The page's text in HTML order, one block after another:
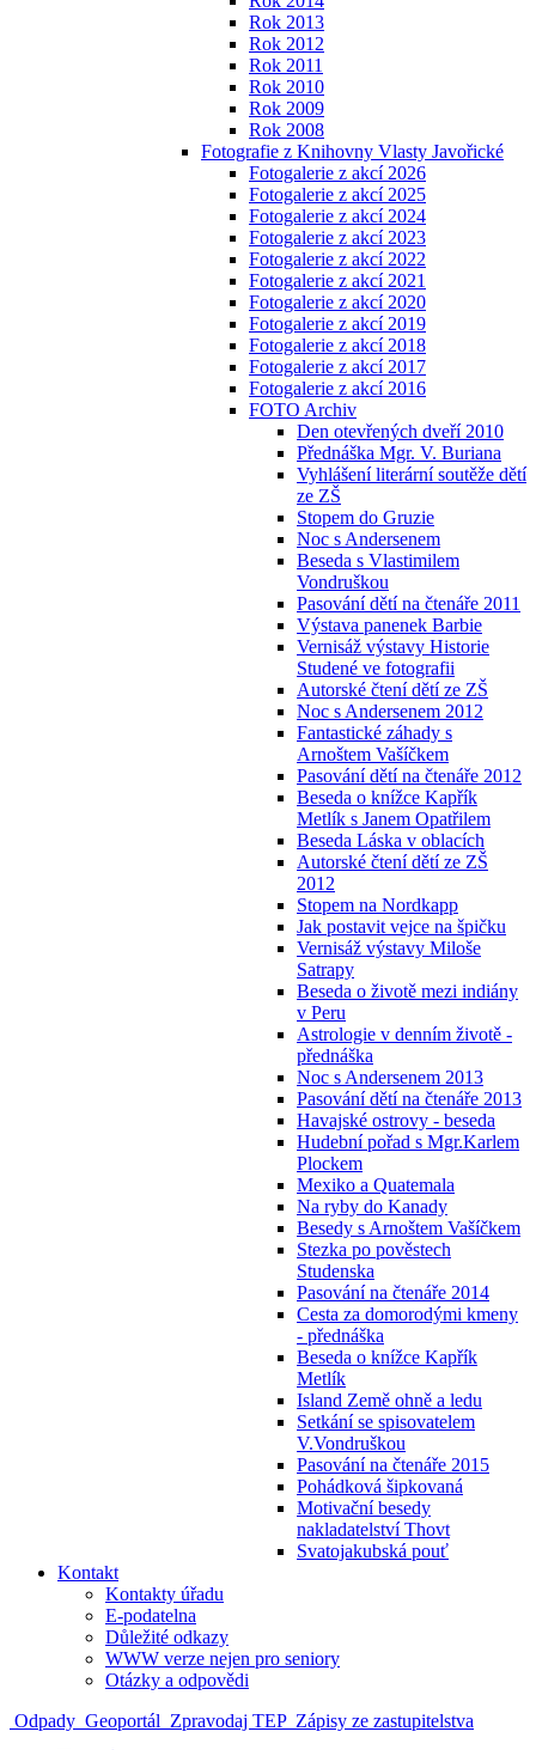
Rok 2013
Rok 2012
Rok 2011
Rok 2010
Rok 2009
Rok 2008
Fotografie z Knihovny Vlasty Javořické
Fotogalerie z akcí 2026
Fotogalerie z akcí 2025
Fotogalerie z akcí 2024
Fotogalerie z akcí 2023
Fotogalerie z akcí 2022
Fotogalerie z akcí 2021
Fotogalerie z akcí 2020
Fotogalerie z akcí 2019
Fotogalerie z akcí 2018
Fotogalerie z akcí 2017
Fotogalerie z akcí 2016
FOTO Archiv
Den otevřených dveří 2010
Přednáška Mgr. V. Buriana
Vyhlášení literární soutěže dětí
ze ZŠ
Stopem do Gruzie
Noc s Andersenem
Beseda s Vlastimilem
Vondruškou
Pasování dětí na čtenáře 2011
Výstava panenek Barbie
Vernisáž výstavy Historie
Studené ve fotografii
Autorské čtení dětí ze ZŠ
Noc s Andersenem 2012
Fantastické záhady s
Arnoštem Vašíčkem
Pasování dětí na čtenáře 2012
Beseda o knížce Kapřík
Metlík s Janem Opatřilem
Beseda Láska v oblacích
Autorské čtení dětí ze ZŠ
2012
Stopem na Nordkapp
Jak postavit vejce na špičku
Vernisáž výstavy Miloše
Satrapy
Beseda o životě mezi indiány
v Peru
Astrologie v denním životě -
přednáška
Noc s Andersenem 2013
Pasování dětí na čtenáře 2013
Havajské ostrovy - beseda
Hudební pořad s Mgr.Karlem
Plockem
Mexiko a Quatemala
Na ryby do Kanady
Besedy s Arnoštem Vašíčkem
Stezka po pověstech
Studenska
Pasování na čtenáře 2014
Cesta za domorodými kmeny
- přednáška
Beseda o knížce Kapřík
Metlík
Island Země ohně a ledu
Setkání se spisovatelem
V.Vondruškou
Pasování na čtenáře 2015
Pohádková šipkovaná
Motivační besedy
nakladatelství Thovt
Svatojakubská pouť
Kontakt
Kontakty úřadu
E-podatelna
Důležité odkazy
WWW verze nejen pro seniory
Otázky a odpovědi
Odpady Geoportál Zpravodaj TEP Zápisy ze zastupitelstva